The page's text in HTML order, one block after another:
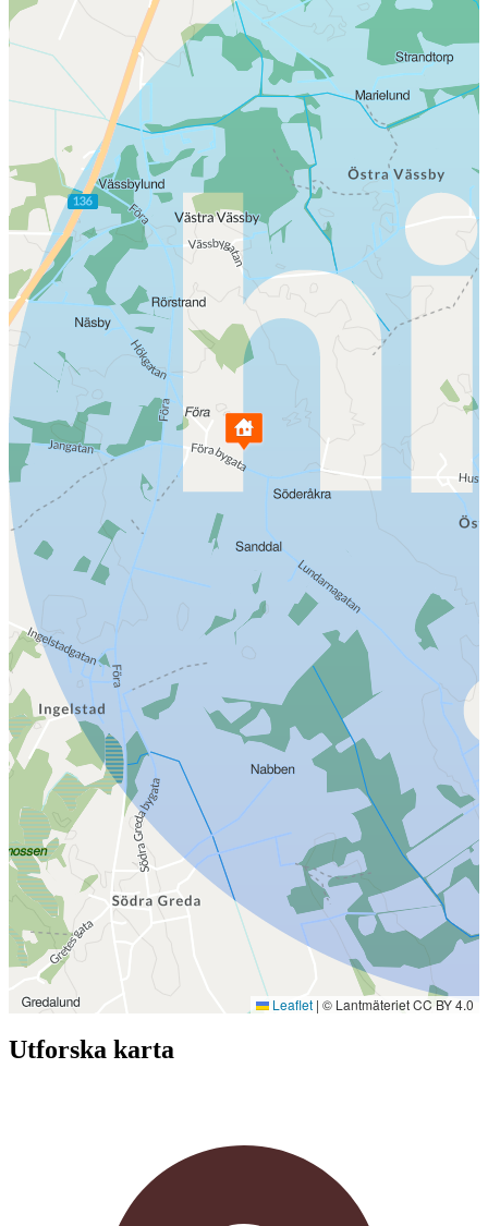
Leaflet | © Lantmäteriet CC BY 4.0
Utforska karta